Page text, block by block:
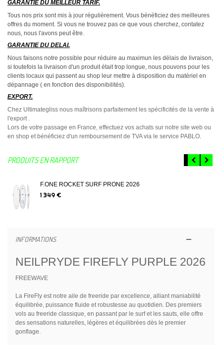
GARANTIE DU MEILLEUR TARIF.
Tous nos prix sont mis à jour régulièrement. Vous bénéficiez des meilleures
offres du moment. Si vous ne trouvez pas ce que vous cherchez, contatez
nous, nous l'avons peut être.
GARANTIE DU DELAI.
Nous faisons notre possible pour réduire au maximun les délais de livraison,
si toutefois la livraison d'un produit était trop longue, nous pouvons pour les
clients locaux qui passent au shop leur mettre à disposition du matériel en
dépannage ( en fonction des disponibilités).
EXPORT.
Chez Ultimategliss nous maîtrisons parfaitement les spécificités de la vente à
l'export .
Lors de votre passage en France, effectuez vos achats sur notre site web ou
en shop et bénéficiez d'un remboursement de TVA via le service PABLO.
PRODUITS EN RAPPORT
F.ONE ROCKET SURF PRONE 2026
1 349 €
INFORMATIONS
NEILPRYDE FIREFLY PURPLE 2026
FREEWAVE
La FireFly est notre aile de freeride par excellence, alliant maniabilité
équilibrée, puissance fluide et robustesse au quotidien. Des premiers
vols au freeride classique, en passant par le surf et les sauts, elle offre
des sensations naturelles, légères et équilibrées dès le premier
gonflage.